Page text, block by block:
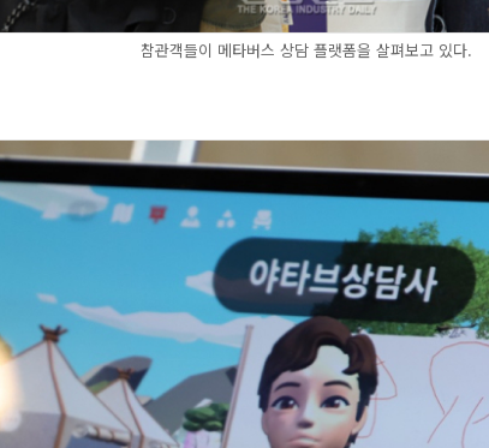
참관객들이 메타버스 상담 플랫폼을 살펴보고 있다.